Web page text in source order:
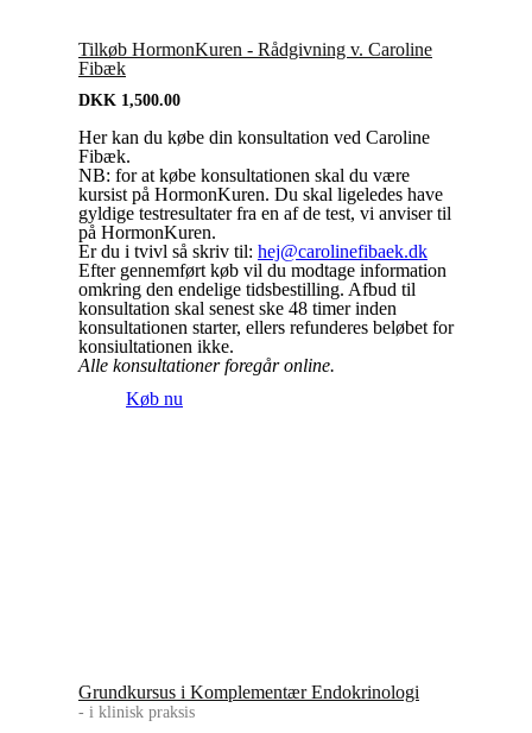
Tilkøb HormonKuren - Rådgivning v. Caroline
Fibæk
DKK 1,500.00
Her kan du købe din konsultation ved Caroline
Fibæk.
NB: for at købe konsultationen skal du være
kursist på HormonKuren. Du skal ligeledes have
gyldige testresultater fra en af de test, vi anviser til
på HormonKuren.
Er du i tvivl så skriv til: hej@carolinefibaek.dk
Efter gennemført køb vil du modtage information
omkring den endelige tidsbestilling. Afbud til
konsultation skal senest ske 48 timer inden
konsultationen starter, ellers refunderes beløbet for
konsiultationen ikke.
Alle konsultationer foregår online.
Køb nu
Grundkursus i Komplementær Endokrinologi
- i klinisk praksis